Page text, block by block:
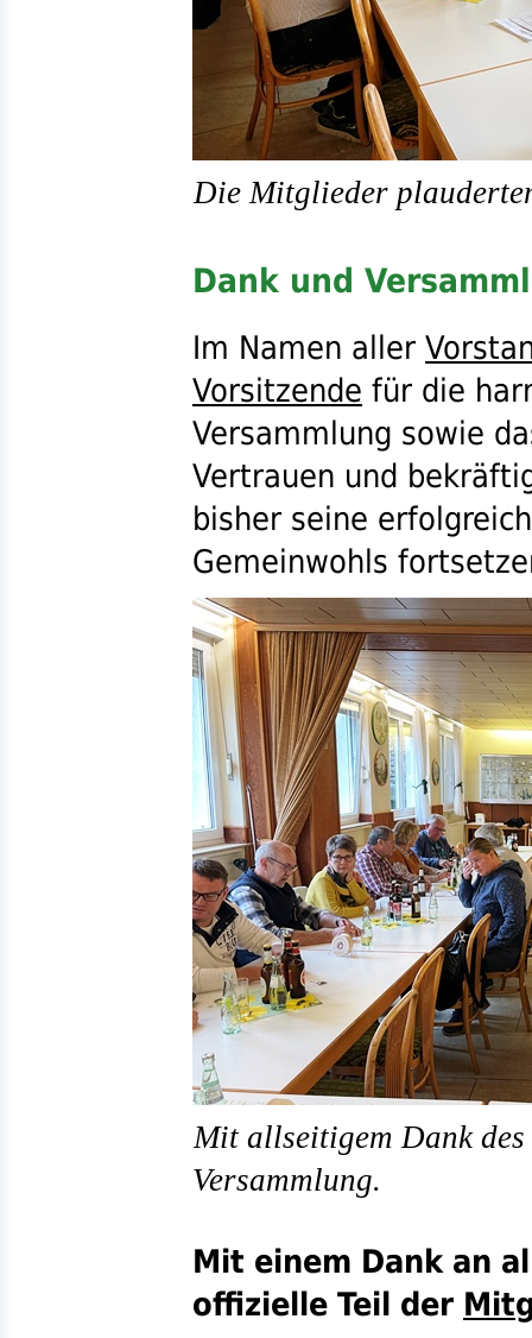
Die Mitglieder
Dank und
Im Namen aller
Vorsitzende für die
Versammlung sowie
Vertrauen und
bisher seine
Gemeinwohls
Mit allseitigem Dank des
Versammlung.
Mit einem Dank an
offizielle Teil der